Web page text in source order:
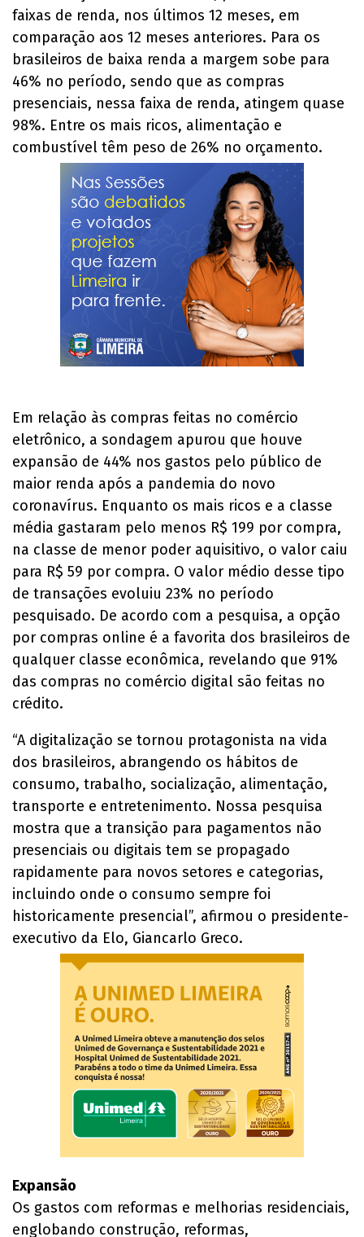
faixas de renda, nos últimos 12 meses, em
comparação aos 12 meses anteriores. Para os
brasileiros de baixa renda a margem sobe para
46% no período, sendo que as compras
presenciais, nessa faixa de renda, atingem quase
98%. Entre os mais ricos, alimentação e
combustível têm peso de 26% no orçamento.
Em relação às compras feitas no comércio
eletrônico, a sondagem apurou que houve
expansão de 44% nos gastos pelo público de
maior renda após a pandemia do novo
coronavírus. Enquanto os mais ricos e a classe
média gastaram pelo menos R$ 199 por compra,
na classe de menor poder aquisitivo, o valor caiu
para R$ 59 por compra. O valor médio desse tipo
de transações evoluiu 23% no período
pesquisado. De acordo com a pesquisa, a opção
por compras online é a favorita dos brasileiros de
qualquer classe econômica, revelando que 91%
das compras no comércio digital são feitas no
crédito.
“A digitalização se tornou protagonista na vida
dos brasileiros, abrangendo os hábitos de
consumo, trabalho, socialização, alimentação,
transporte e entretenimento. Nossa pesquisa
mostra que a transição para pagamentos não
presenciais ou digitais tem se propagado
rapidamente para novos setores e categorias,
incluindo onde o consumo sempre foi
historicamente presencial”, afirmou o presidente-
executivo da Elo, Giancarlo Greco.
Expansão
Os gastos com reformas e melhorias residenciais,
englobando construção, reformas,